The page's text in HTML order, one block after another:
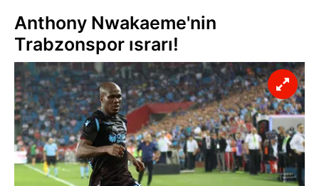
Anthony Nwakaeme'nin
Trabzonspor ısrarı!